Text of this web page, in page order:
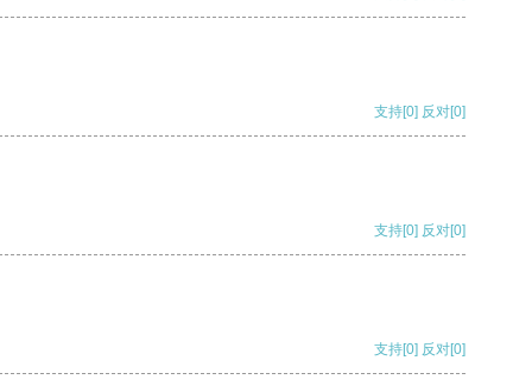
支持[0] 反对[0]
支持[0] 反对[0]
支持[0] 反对[0]